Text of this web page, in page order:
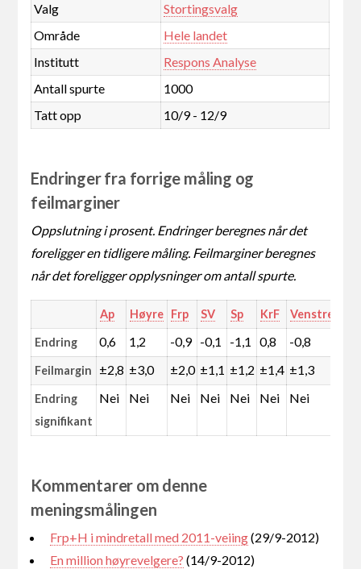
Valg
Stortingsvalg
Område
Hele landet
Institutt
Respons Analyse
Antall spurte
1000
Tatt opp
10/9 - 12/9
Endringer fra forrige måling og
feilmarginer
Oppslutning i prosent. Endringer beregnes når det
foreligger en tidligere måling. Feilmarginer beregnes
når det foreligger opplysninger om antall spurte.
Ap Høyre Frp SV Sp KrF Venstre
Endring 0,6 1,2 -0,9 -0,1 -1,1 0,8 -0,8
Feilmargin ±2,8 ±3,0 ±2,0 ±1,1 ±1,2 ±1,4 ±1,3
Endring
signifikant
Nei Nei Nei Nei Nei Nei Nei
Kommentarer om denne
meningsmålingen
Frp+H i mindretall med 2011-veiing(29/9-2012)
En million høyrevelgere? (14/9-2012)